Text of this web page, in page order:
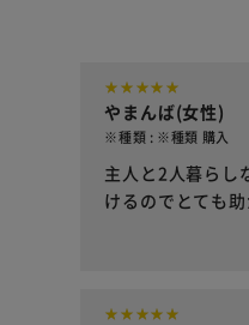
やまんば(女性)
※種類 : ※種類 購入
主人と2人暮らし
けるのでとても